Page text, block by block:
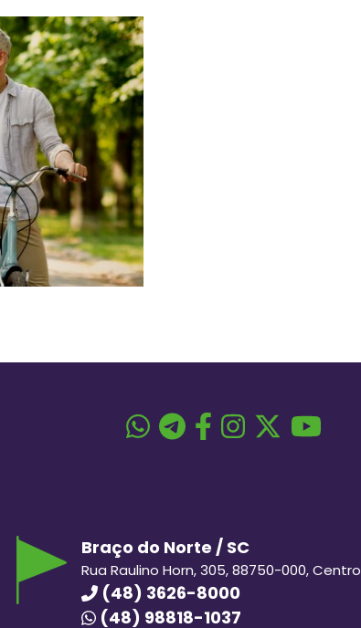
Braço do Norte / SC
Rua Raulino Horn, 305, 88750-000, Centro
(48) 3626-8000
(48) 98818-1037